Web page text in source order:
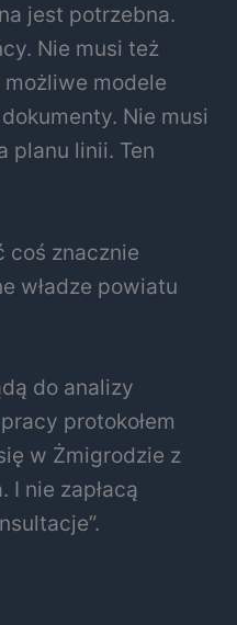
jest potrzebna.
Nie musi też
modele
Nie musi
planu linii. Ten
coś znacznie
władze powiatu
do analizy
protokołem
w Żmigrodzie z
I nie zapłacą